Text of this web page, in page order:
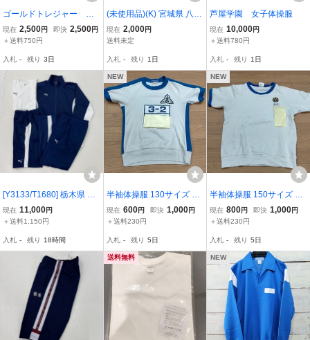
ゴールドトレジャー ジ
ャージ 体操服 上下 1
70
現在 2,500円 即決 2,500円
＋送料750円
入札 - 残り 3日
(未使用品)(K) 宮城県 八幡
小学校 半袖Tシャツ L ◆
白×青ライン◆derbystar
グウェア◆体操着◆運動
着◆小学校
現在 2,000円
送料未定
入札 - 残り 1日
芦屋学園 女子体操服
現在 10,000円
＋送料780円
入札 - 残り 1日
[Y3133/T1680] 栃木県 宇
都宮クラーク高等専修学
校 体操着 4点 /指定品/大
袖,ハーフパンツ:2XO/PU
MA/男子短期間着
現在 11,000円
＋送料1,150円
入札 - 残り 18時間
NEW
半袖体操服 130サイズ 1
枚
現在 600円 即決 1,000円
＋送料230円
入札 - 残り 5日
NEW
半袖体操服 150サイズ 1
枚 ミズノ 女子
現在 800円 即決 1,000円
＋送料230円
入札 - 残り 5日
送料無料 NEW